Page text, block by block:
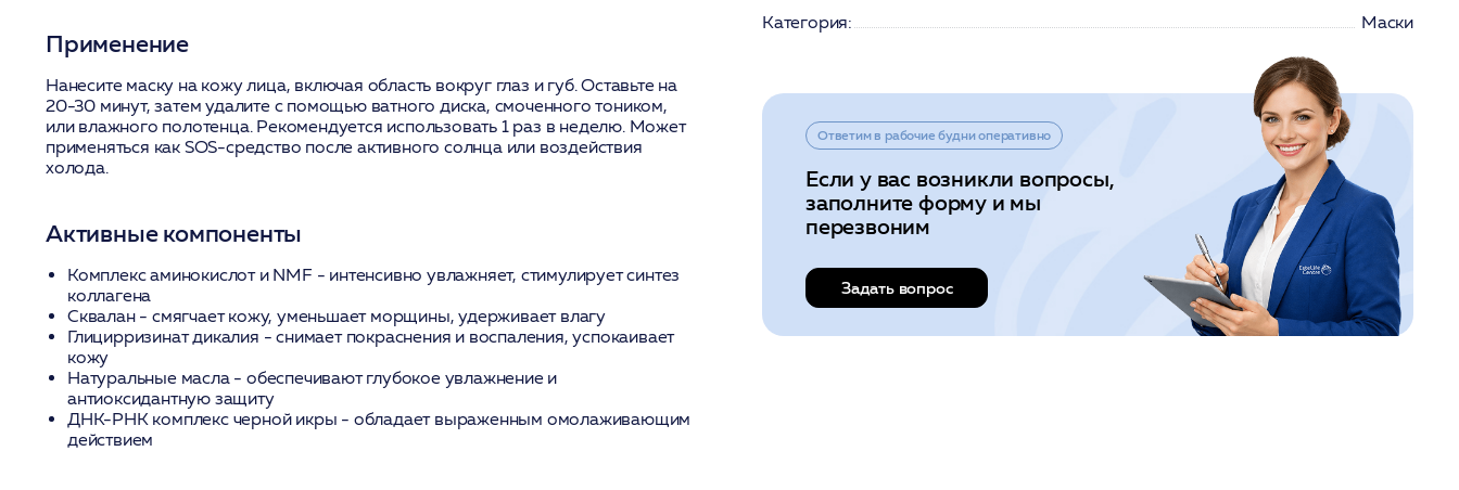
Применение
Нанесите маску на кожу лица, включая область вокруг глаз и губ. Оставьте на
20-30 минут, затем удалите с помощью ватного диска, смоченного тоником,
или влажного полотенца. Рекомендуется использовать 1 раз в неделю. Может
применяться как SOS-средство после активного солнца или воздействия
холода.
Активные компоненты
Комплекс аминокислот и NMF - интенсивно увлажняет, стимулирует синтез
коллагена
Сквалан- смягчает кожу, уменьшает морщины, удерживает влагу
Глицирризинат дикалия - снимает покраснения и воспаления, успокаивает
кожу
Натуральные масла- обеспечивают глубокое увлажнение и
антиоксидантную защиту
ДНК-РНК комплекс черной икры - обладает выраженным омолаживающим
действием
Категория:
Маски
Ответим в рабочие будни оперативно
Если у вас возникли вопросы,
заполните форму и мы
перезвоним
Задать вопрос